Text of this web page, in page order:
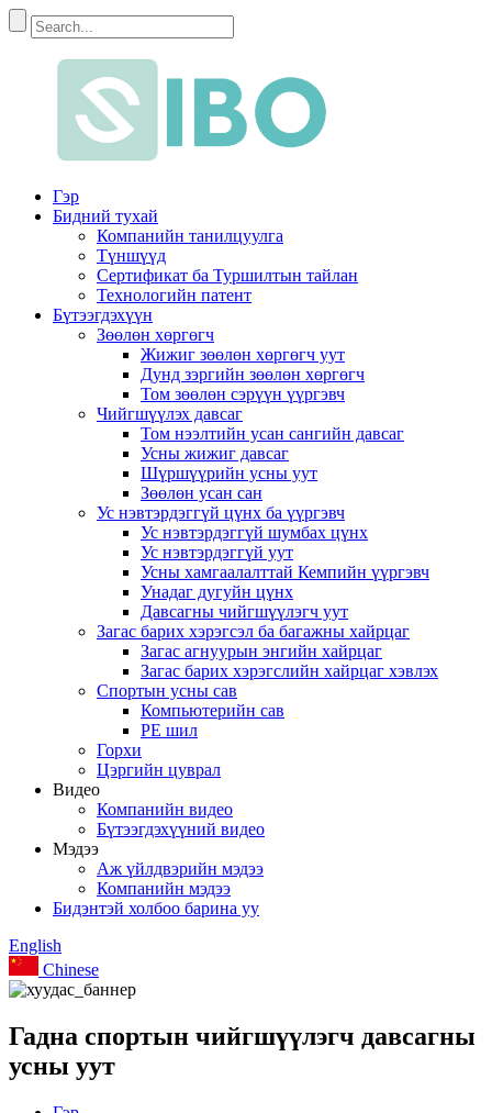
Гэр
Бидний тухай
Компанийн танилцуулга
Түншүүд
Сертификат ба Туршилтын тайлан
Технологийн патент
Бүтээгдэхүүн
Зөөлөн хөргөгч
Жижиг зөөлөн хөргөгч уут
Дунд зэргийн зөөлөн хөргөгч
Том зөөлөн сэрүүн үүргэвч
Чийгшүүлэх давсаг
Том нээлтийн усан сангийн давсаг
Усны жижиг давсаг
Шүршүүрийн усны уут
Зөөлөн усан сан
Ус нэвтэрдэггүй цүнх ба үүргэвч
Ус нэвтэрдэггүй шумбах цүнх
Ус нэвтэрдэггүй уут
Усны хамгаалалттай Кемпийн үүргэвч
Унадаг дугуйн цүнх
Давсагны чийгшүүлэгч уут
Загас барих хэрэгсэл ба багажны хайрцаг
Загас агнуурын энгийн хайрцаг
Загас барих хэрэгслийн хайрцаг хэвлэх
Спортын усны сав
Компьютерийн сав
PE шил
Горхи
Цэргийн цуврал
Видео
Компанийн видео
Бүтээгдэхүүний видео
Мэдээ
Аж үйлдвэрийн мэдээ
Компанийн мэдээ
Бидэнтэй холбоо барина уу
English
Chinese
Гадна спортын чийгшүүлэгч давсагны
усны уут